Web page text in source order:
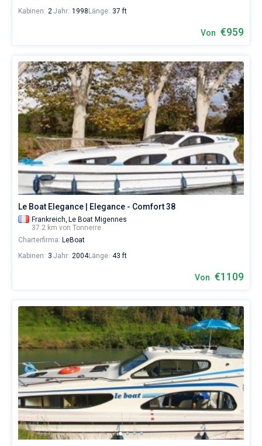
Kabinen: 2Jahr: 1998 Länge: 37 ft
Von €959
Le Boat Elegance | Elegance - Comfort 38
Frankreich, Le Boat Migennes
37.2 km von Tonnerre
Charterfirma: LeBoat
Kabinen: 3 Jahr: 2004Länge: 43 ft
Von €1109